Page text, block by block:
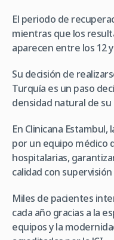
El periodo de
mientras que los
aparecen entre los 12
Su decisión de
Turquía es un paso
densidad natural de su
En Clinicana
por un equipo médico
hospitalarias,
calidad con
Miles de pacientes
cada año gracias a la
equipos y la